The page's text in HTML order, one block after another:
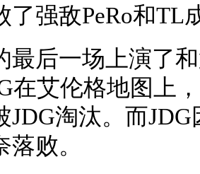
了强敌PeRo和TL
最后一场上演了
在艾伦格地图上
JDG淘汰。而
败。